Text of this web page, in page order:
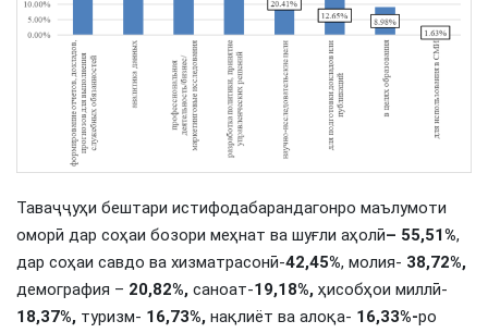
Таваҷҷуҳи бештари истифодабарандагонро маълумоти
оморӣ дар соҳаи бозори меҳнат ва шуғли аҳолӣ– 55,51%,
дар соҳаи савдо ва хизматрасонӣ-42,45%, молия- 38,72%,
демография – 20,82%, саноат-19,18%, ҳисобҳои миллӣ-
18,37%, туризм- 16,73%, нақлиёт ва алоқа- 16,33%-ро